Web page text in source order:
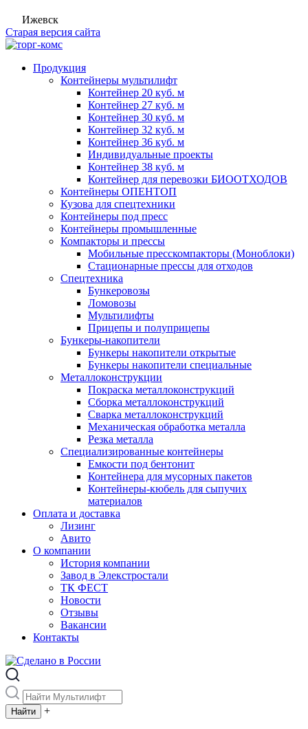
Ижевск
Старая версия сайта
Продукция
Контейнеры мультилифт
Контейнер 20 куб. м
Контейнер 27 куб. м
Контейнер 30 куб. м
Контейнер 32 куб. м
Контейнер 36 куб. м
Индивидуальные проекты
Контейнер 38 куб. м
Контейнер для перевозки БИООТХОДОВ
Контейнеры ОПЕНТОП
Кузова для спецтехники
Контейнеры под пресс
Контейнеры промышленные
Компакторы и прессы
Мобильные пресскомпакторы (Моноблоки)
Стационарные прессы для отходов
Спецтехника
Бункеровозы
Ломовозы
Мультилифты
Прицепы и полуприцепы
Бункеры-накопители
Бункеры накопители открытые
Бункеры накопители специальные
Металлоконструкции
Покраска металлоконструкций
Сборка металлоконструкций
Сварка металлоконструкций
Механическая обработка металла
Резка металла
Специализированные контейнеры
Емкости под бентонит
Контейнера для мусорных пакетов
Контейнеры-кюбель для сыпучих
материалов
Оплата и доставка
Лизинг
Авито
О компании
История компании
Завод в Элекстростали
ТК ФЕСТ
Новости
Отзывы
Вакансии
Контакты
+